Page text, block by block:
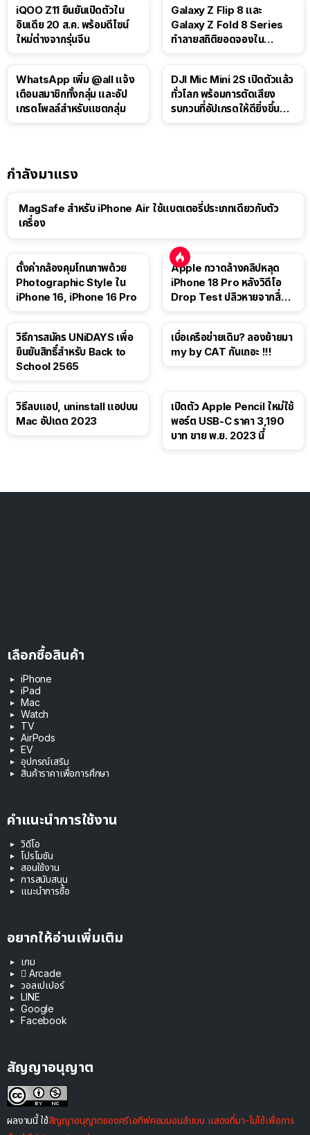
iQOO Z11 ยืนยันเปิดตัวใน
อินเดีย 20 ส.ค. พร้อมดีไซน์
ใหม่ต่างจากรุ่นจีน
Galaxy Z Flip 8 และ
Galaxy Z Fold 8 Series
ทำลายสถิติยอดจองใน
WhatsApp เพิ่ม @all แจ้ง
เตือนสมาชิกทั้งกลุ่ม และอัป
เกรดโพลล์สำหรับแชตกลุ่ม
DJI Mic Mini 2S เปิดตัวแล้ว
ทั่วโลก พร้อมการตัดเสียง
รบกวนที่อัปเกรดให้ดียิ่งขึ้น
กำลังมาแรง
MagSafe สำหรับ iPhone Air ใช้แบตเตอรี่ประเภทเดียวกับตัว
เครื่อง
ตั้งค่ากล้องคุมโทนภาพด้วย
Photographic Style ใน
iPhone 16, iPhone 16 Pro
Apple กวาดล้างคลิปหลุด
iPhone 18 Pro หลังวิดีโอ
Drop Test ปลิวหายจากสื่อ
วิธีการสมัคร UNiDAYS เพื่อ
ยืนยันสิทธิ์สำหรับ Back to
School 2565
เบื่อเครือข่ายเดิม? ลองย้ายมา
my by CAT กันเถอะ !!!
วิธีลบแอป, uninstall แอปบน
Mac อัปเดต 2023
เปิดตัว Apple Pencil ใหม่ใช้
พอร์ต USB-C ราคา 3,190
บาท ขาย พ.ย. 2023 นี้
เลือกซื้อสินค้า
iPhone
iPad
Mac
Watch
TV
AirPods
EV
อุปกรณ์เสริม
สินค้าราคาเพื่อการศึกษา
คำแนะนำการใช้งาน
วิดีโอ
โปรโมชัน
สอนใช้งาน
การสนับสนุน
แนะนำการซื้อ
อยากให้อ่านเพิ่มเติม
เกม
 Arcade
วอลเปเปอร์
LINE
Google
Facebook
สัญญาอนุญาต
ผลงานนี้ ใช้สัญญาอนุญาตของครีเอทีฟคอมมอนส์แบบ แสดงที่มา-ไม่ใช้เพื่อการ